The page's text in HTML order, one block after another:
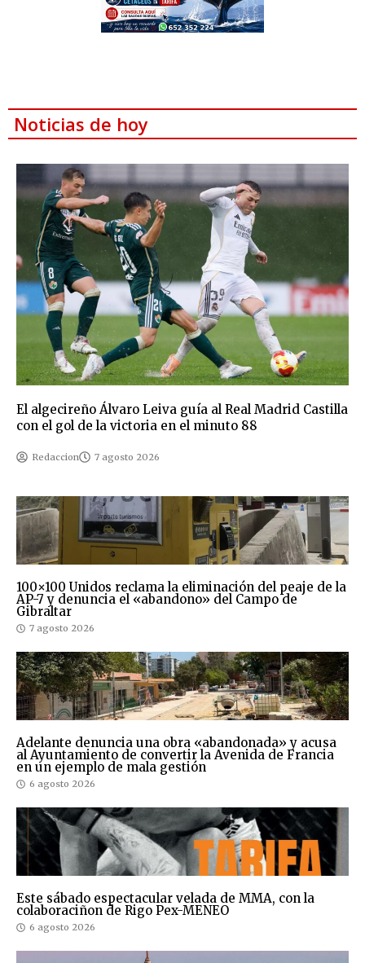
Noticias de hoy
El algecireño Álvaro Leiva guía al Real Madrid Castilla
con el gol de la victoria en el minuto 88
Redaccion 7 agosto 2026
100×100 Unidos reclama la eliminación del peaje de la
AP-7 y denuncia el «abandono» del Campo de
Gibraltar
7 agosto 2026
Adelante denuncia una obra «abandonada» y acusa
al Ayuntamiento de convertir la Avenida de Francia
en un ejemplo de mala gestión
6 agosto 2026
Este sábado espectacular velada de MMA, con la
colaboraciñon de Rigo Pex-MENEO
6 agosto 2026